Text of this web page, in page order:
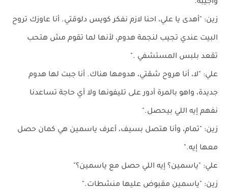
وأجيبه."
زين: "أهدى يا علي، احنا لازم نفكر كويس دلوقتي. أنا عاوزك تروح
البيت عندي تجيب لنجمة هدوم، لأنها لما تقوم مش هتحب
تقعد بلبس المستشفي ."
علي: "لا، أنا هروح شقتي، هدومها هناك. أنا جبت لها هدوم
جديدة، واهو بالمرة أدور على تليفونها ولا أي حاجة تساعدنا
نفهم إيه اللي بيحصل."
زين: "تمام، وأنا هتصل بسيف، أعرف ياسمين هي كمان حصل
معها إيه."
علي: "ياسمين؟ إيه اللي حصل مع ياسمين؟"
زين: "ياسمين مقبوض عليها منشطات."